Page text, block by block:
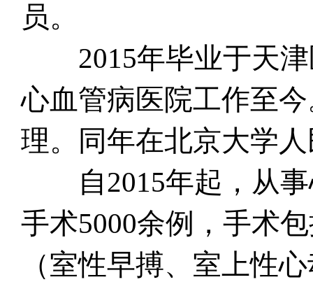
员。
2015年毕业于天津
心血管病医院工作至
理。同年在北京大学
自2015年起，从事
手术5000余例，手术
（室性早搏、室上性